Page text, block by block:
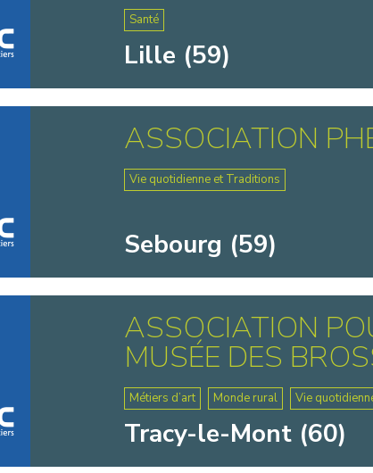
Santé
Lille (59)
ASSOCIATION
Vie quotidienne et Traditions
Sebourg (59)
ASSOCIATION
MUSÉE DES
Métiers d’art Monde rural Vie
Tracy-le-Mont (60)